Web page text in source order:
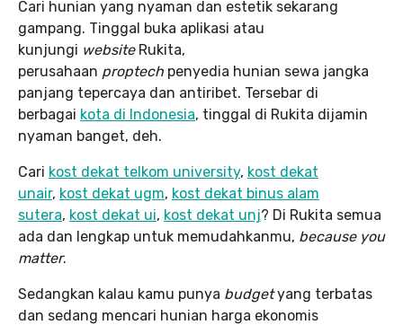
Cari hunian yang nyaman dan estetik sekarang
gampang. Tinggal buka aplikasi atau
kunjungi websiteRukita,
perusahaan proptech penyedia hunian sewa jangka
panjang tepercaya dan antiribet. Tersebar di
berbagai kota di Indonesia, tinggal di Rukita dijamin
nyaman banget, deh.
Cari kost dekat telkom university, kost dekat
unair, kost dekat ugm, kost dekat binus alam
sutera, kost dekat ui, kost dekat unj? Di Rukita semua
ada dan lengkap untuk memudahkanmu, because you
matter.
Sedangkan kalau kamu punya budgetyang terbatas
dan sedang mencari hunian harga ekonomis